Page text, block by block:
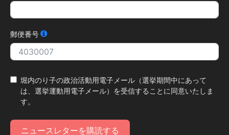
郵便番号
堀内のり子の政治活動用電子メール（選挙期間中にあって
は、選挙運動用電子メール）を受信することに同意いたしま
す。
ニュースレターを購読する